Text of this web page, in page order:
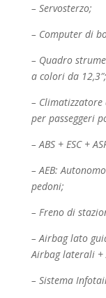
– Servosterzo;
– Computer di
– Quadro
a colori da 12,3″;
–
per passeggeri
– ABS + ESC +
– AEB:
pedoni;
– Freno di
– Airbag lato
Airbag laterali +
– Sistema